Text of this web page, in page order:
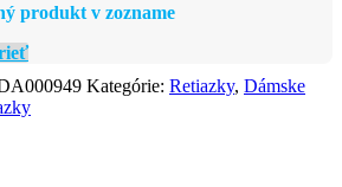
produkt v zozname
Kategórie: Retiazky, Dámske